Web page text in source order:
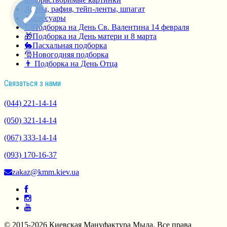
Ленты, рафия, тейп-ленты, шпагат
Аксессуары
💘Подборка на День Св. Валентина 14 февраля
🎁Подборка на День матери и 8 марта
🐇Пасхальная подборка
🎅Новогодняя подборка
👨 Подборка на День Отца
Связаться з нами
(044) 221-14-14
(050) 321-14-14
(067) 333-14-14
(093) 170-16-37
zakaz@kmm.kiev.ua
© 2015-2026 Киевская Мануфактура Мыла. Все права